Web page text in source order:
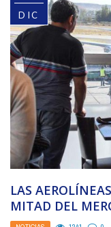
DIC
LAS
MITAD DEL